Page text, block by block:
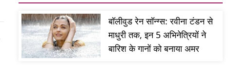
बॉलीवुड रेन सॉन्ग्स: रवीना टंडन से
माधुरी तक, इन 5 अभिनेत्रियों ने
बारिश के गानों को बनाया अमर